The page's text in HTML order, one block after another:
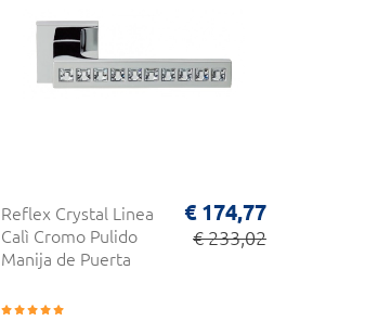
Reflex Crystal Linea
Calì Cromo Pulido
Manija de Puerta
€ 174,77
€ 233,02